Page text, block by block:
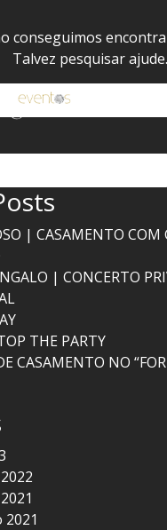
conseguimos
Talvez pesquisar ajude.
| CASAMENTO COM
| CONCERTO
THE PARTY
CASAMENTO NO
2021